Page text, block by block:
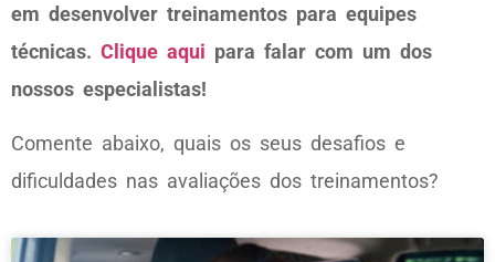
em desenvolver treinamentos para equipes
técnicas. Clique aqui para falar com um dos
nossos especialistas!
Comente abaixo, quais os seus desafios e
dificuldades nas avaliações dos treinamentos?